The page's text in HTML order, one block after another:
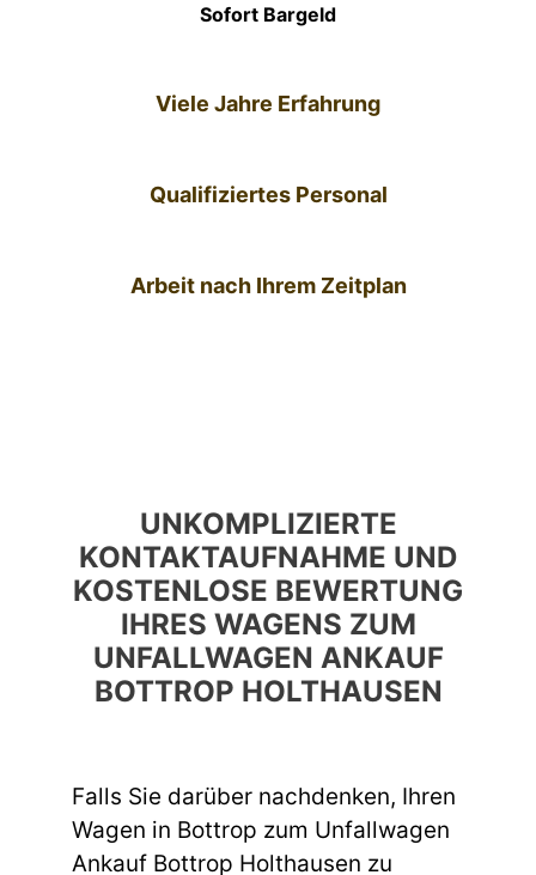
Sofort Bargeld
Viele Jahre Erfahrung
Qualifiziertes Personal
Arbeit nach Ihrem Zeitplan
UNKOMPLIZIERTE
KONTAKTAUFNAHME UND
KOSTENLOSE BEWERTUNG
IHRES WAGENS ZUM
UNFALLWAGEN ANKAUF
BOTTROP HOLTHAUSEN
Falls Sie darüber nachdenken, Ihren
Wagen in Bottrop zum Unfallwagen
Ankauf Bottrop Holthausen zu